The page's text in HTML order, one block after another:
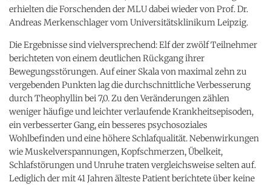
erhielten die Forschenden der MLU dabei wieder von Prof. Dr.
Andreas Merkenschlager vom Universitätsklinikum Leipzig.
Die Ergebnisse sind vielversprechend: Elf der zwölf Teilnehmer
berichteten von einem deutlichen Rückgang ihrer
Bewegungsstörungen. Auf einer Skala von maximal zehn zu
vergebenden Punkten lag die durchschnittliche Verbesserung
durch Theophyllin bei 7,0. Zu den Veränderungen zählen
weniger häufige und leichter verlaufende Krankheitsepisoden,
ein verbesserter Gang, ein besseres psychosoziales
Wohlbefinden und eine höhere Schlafqualität. Nebenwirkungen
wie Muskelverspannungen, Kopfschmerzen, Übelkeit,
Schlafstörungen und Unruhe traten vergleichsweise selten auf.
Lediglich der mit 41 Jahren älteste Patient berichtete über keine